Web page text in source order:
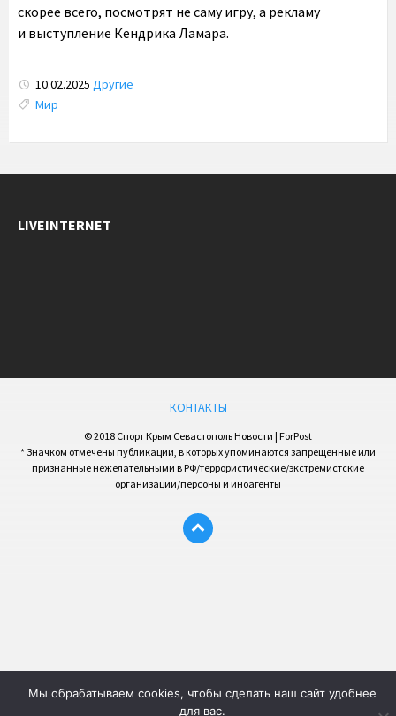
скорее всего, посмотрят не саму игру, а рекламу
и выступление Кендрика Ламара.
10.02.2025 Другие
Tags:
Мир
LIVEINTERNET
КОНТАКТЫ
© 2018 Спорт Крым Севастополь Новости | ForPost
* Значком отмечены публикации, в которых упоминаются запрещенные или
признанные нежелательными в РФ/террористические/экстремистские
организации/персоны и иноагенты
Мы обрабатываем cookies, чтобы сделать наш сайт удобнее
для вас.